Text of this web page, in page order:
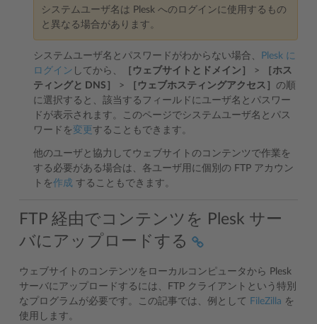
システムユーザ名は Plesk へのログインに使用するもの
と異なる場合があります。
システムユーザ名とパスワードがわからない場合、
Plesk に
ログイン してから、 ［ウェブサイトとドメイン］ >
［ホス
ティングと DNS］
> ［ウェブホスティングアクセス］ の順
に選択すると、該当するフィールドにユーザ名とパスワー
ドが表示されます。このページでシステムユーザ名とパス
ワードを変更することもできます。
他のユーザと協力してウェブサイトのコンテンツで作業を
する必要がある場合は、各ユーザ用に個別の FTP アカウン
トを作成 することもできます。
FTP 経由でコンテンツを Plesk サー
バにアップロードする
ウェブサイトのコンテンツをローカルコンピュータから Plesk
サーバにアップロードするには、FTP クライアントという特別
なプログラムが必要です。この記事では、例として
FileZilla を
使用します。